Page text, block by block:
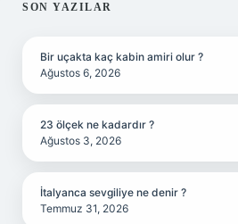
SIDEBAR
SON YAZILAR
Bir uçakta kaç kabin amiri olur ?
Ağustos 6, 2026
23 ölçek ne kadardır ?
Ağustos 3, 2026
İtalyanca sevgiliye ne denir ?
Temmuz 31, 2026